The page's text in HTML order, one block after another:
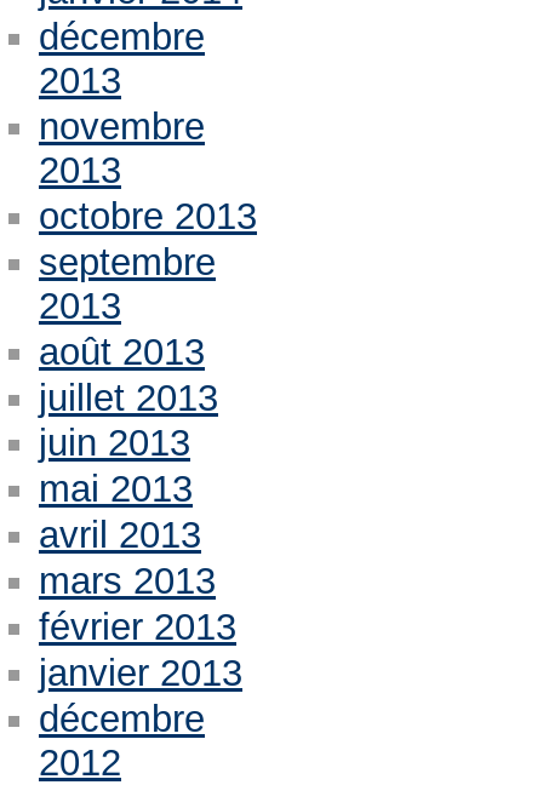
décembre
2013
novembre
2013
octobre 2013
septembre
2013
août 2013
juillet 2013
juin 2013
mai 2013
avril 2013
mars 2013
février 2013
janvier 2013
décembre
2012